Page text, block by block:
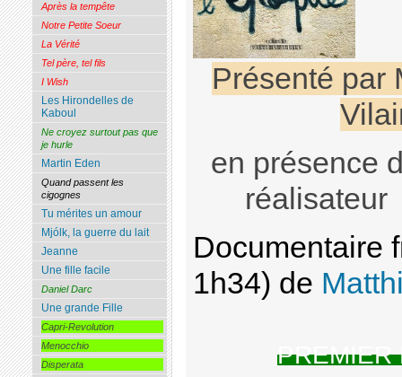
Présenté par
en présence
réalisateur
Documentaire
1h34) de
PREMIER
Après la tempête
Notre Petite Soeur
La Vérité
Tel père, tel fils
I Wish
Les Hirondelles de
Kaboul
Ne croyez surtout pas que
je hurle
Martin Eden
Quand passent les
cigognes
Tu mérites un amour
Mjólk, la guerre du lait
Jeanne
Une fille facile
Daniel Darc
Une grande Fille
Capri-Revolution
Menocchio
Disperata